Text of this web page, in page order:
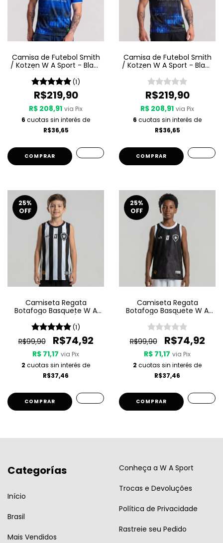
Camisa de Futebol Smith
/ Kotzen W A Sport - Black
(1)
R$219,90
R$ 208,91 via Pix
6 cuotas sin interés de
R$36,65
COMPRAR
Camisa de Futebol Smith
/ Kotzen W A Sport - Black
R$219,90
R$ 208,91 via Pix
6 cuotas sin interés de
R$36,65
COMPRAR
25%
OFF
Camiseta Regata
Botafogo Basquete W A
Listrada (1)
R$99,90 R$74,92
R$ 71,17 via Pix
2 cuotas sin interés de
R$37,46
COMPRAR
25%
OFF
Camiseta Regata
Botafogo Basquete W A
R$99,90 R$74,92
R$ 71,17 via Pix
2 cuotas sin interés de
R$37,46
COMPRAR
Categorías
Início
Brasil
Mais Vendidos
Conheça a W A Sport
Trocas e Devoluções
Política de Privacidade
Rastreie seu Pedido